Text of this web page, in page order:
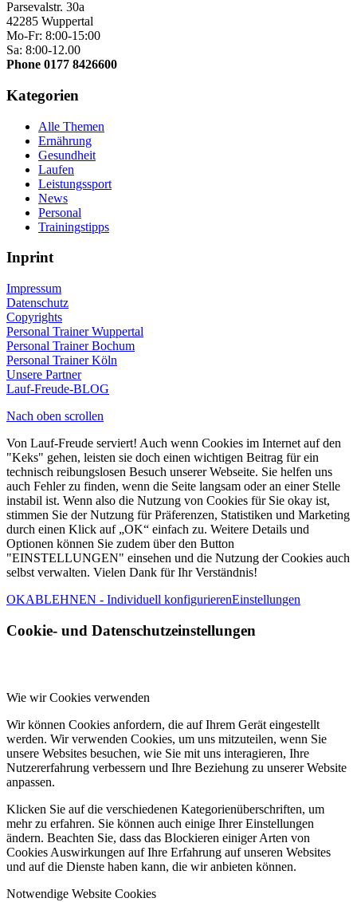
Parsevalstr. 30a
42285 Wuppertal
Mo-Fr: 8:00-15:00
Sa: 8:00-12.00
Phone 0177 8426600
Kategorien
Alle Themen
Ernährung
Gesundheit
Laufen
Leistungssport
News
Personal
Trainingstipps
Inprint
Impressum
Datenschutz
Copyrights
Personal Trainer Wuppertal
Personal Trainer Bochum
Personal Trainer Köln
Unsere Partner
Lauf-Freude-BLOG
Nach oben scrollen
Von Lauf-Freude serviert! Auch wenn Cookies im Internet auf den
"Keks" gehen, leisten sie doch einen wichtigen Beitrag für ein
technisch reibungslosen Besuch unserer Webseite. Sie helfen uns
auch Fehler zu finden, wenn die Seite langsam oder an einer Stelle
instabil ist. Wenn also die Nutzung von Cookies für Sie okay ist,
stimmen Sie der Nutzung für Präferenzen, Statistiken und Marketing
durch einen Klick auf „OK“ einfach zu. Weitere Details und
Optionen können Sie zudem über den Button
"EINSTELLUNGEN" einsehen und die Nutzung der Cookies auch
selbst verwalten. Vielen Dank für Ihr Verständnis!
OKABLEHNEN - Individuell konfigurierenEinstellungen
Cookie- und Datenschutzeinstellungen
Wie wir Cookies verwenden
Wir können Cookies anfordern, die auf Ihrem Gerät eingestellt
werden. Wir verwenden Cookies, um uns mitzuteilen, wenn Sie
unsere Websites besuchen, wie Sie mit uns interagieren, Ihre
Nutzererfahrung verbessern und Ihre Beziehung zu unserer Website
anpassen.
Klicken Sie auf die verschiedenen Kategorienüberschriften, um
mehr zu erfahren. Sie können auch einige Ihrer Einstellungen
ändern. Beachten Sie, dass das Blockieren einiger Arten von
Cookies Auswirkungen auf Ihre Erfahrung auf unseren Websites
und auf die Dienste haben kann, die wir anbieten können.
Notwendige Website Cookies